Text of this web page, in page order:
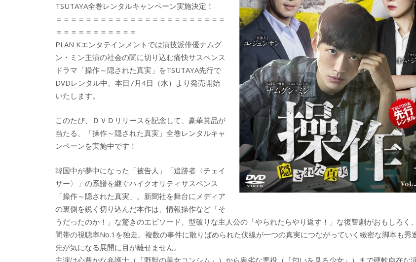
TSUTAYA全巻レンタルキャンペーン実施決定！
＝＝＝＝＝＝＝＝＝＝＝＝＝＝＝＝＝＝＝＝＝＝＝
＝＝＝＝＝＝＝＝＝＝＝
PLAN Kエンタテインメントでは演技派俳優ナムグ
ン・ミン主演の社会の闇に切り込む痛快サスペンス
ドラマ「操作～隠された真実」をTSUTAYA先行で
DVDレンタル中、本日7月4日（水）より発売開始
いたします。
このたび、ＤＶＤリリースを記念して、豪華賞品が
当たる、「操作～隠された真実」全巻レンタルキャ
ンペーンを実施中です！
韓国中が夢中になった「被告人」「追跡者〈チェイ
サー〉」の系譜を継ぐハイクオリティサスペンス
「操作～隠された真実」。新聞社を舞台にメディア
の裏側を鋭く切り込んだ本作は、情報操作など「そ
うだったのか！」な驚きのエピソード、型破りな主人公の「やられたらやり返す！」な復讐劇がおもしろく
間帯の視聴率No.1を独走。複数の事件に散りばめられた伏線が一つの真実につながっていく緻密な脚本も秀
先が気になる展開に目が離せません。